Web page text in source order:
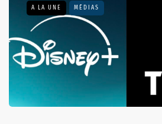
A LA UNE MÉDIAS